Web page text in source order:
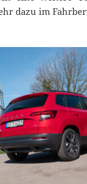
dazu im